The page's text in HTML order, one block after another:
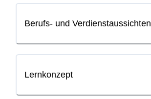
Berufs- und Verdienstaussichten
Lernkonzept